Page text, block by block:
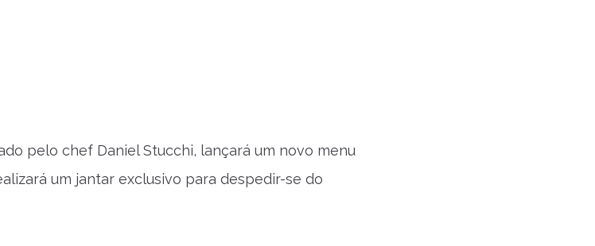
pelo chef Daniel Stucchi, lançará um novo menu
um jantar exclusivo para despedir-se do